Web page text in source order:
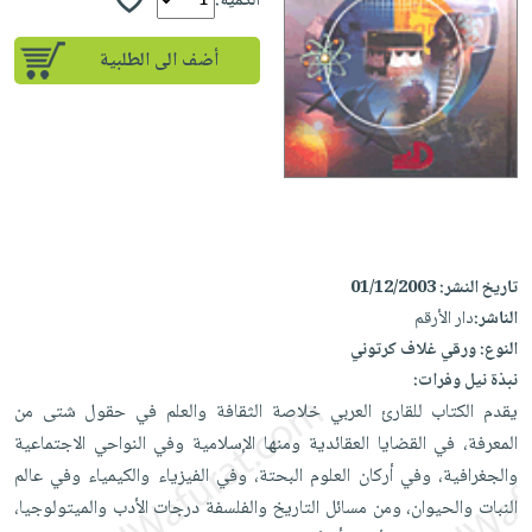
Ai
إختيارات
كتب
أكاديمية
صندوق
بلا
حدود
أسئلة
يتكرر
Android
تحميل
iKitab
على
Apple
أسئلة
يتكرر
طرحها
تحميل
masmu3
على
masmu3
على
Apple
المواضيع
الأكثر
مبيعاً
وسائل
تعليمية
جوائز
تعليمية
الصحة
والعناية
الشخصية
جديد
أجهزة
العناية
الشخصية
العناية
وتصفيف
الشعر
العناية
بالجسم
المطبخ
والسفرة
جديد
الكل
أواني
الطهي
أدوات
متجر
الهدايا
أقسام
أضف الى الطلبية
تاريخ النشر:01/12/2003
الناشر:دار الأرقم
النوع:ورقي غلاف كرتوني
نبذة نيل وفرات:
يقدم الكتاب للقارئ العربي خلاصة الثقافة والعلم في حقول شتى من
المعرفة، في القضايا العقائدية ومنها الإسلامية وفي النواحي الاجتماعية
والجغرافية، وفي أركان العلوم البحتة، وفي الفيزياء والكيمياء وفي عالم
النبات والحيوان، ومن مسائل التاريخ والفلسفة درجات الأدب والميتولوجيا،